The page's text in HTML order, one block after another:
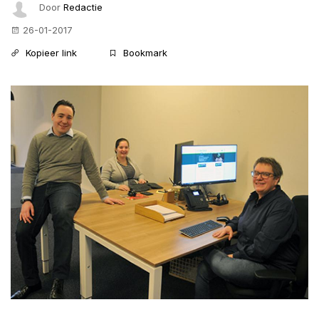
Door Redactie
26-01-2017
Kopieer link
Bookmark